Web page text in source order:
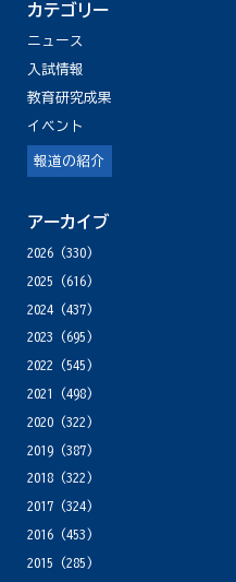
カテゴリー
ニュース
入試情報
教育研究成果
イベント
報道の紹介
アーカイブ
2026(330)
2025 (616)
2024(437)
2023 (695)
2022 (545)
2021
(498)
2020(322)
2019(387)
2018(322)
2017(324)
2016(453)
2015 (285)